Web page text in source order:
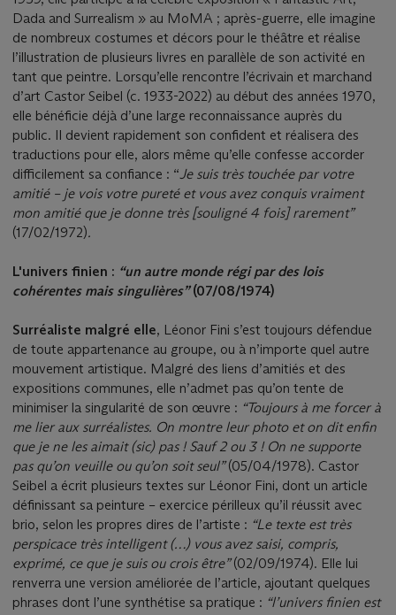
Dada and Surrealism » au MoMA ; après-guerre, elle imagine
de nombreux costumes et décors pour le théâtre et réalise
l’illustration de plusieurs livres en parallèle de son activité en
tant que peintre. Lorsqu’elle rencontre l’écrivain et marchand
d’art Castor Seibel (c. 1933-2022) au début des années 1970,
elle bénéficie déjà d’une large reconnaissance auprès du
public. Il devient rapidement son confident et réalisera des
traductions pour elle, alors même qu’elle confesse accorder
difficilement sa confiance : “ Je suis très touchée par votre
amitié – je vois votre pureté et vous avez conquis vraiment
mon amitié que je donne très [souligné 4 fois] rarement”
(17/02/1972).
L'univers finien : “un autre monde régi par des lois
cohérentes mais singulières”(07/08/1974)
Surréaliste malgré elle, Léonor Fini s’est toujours défendue
de toute appartenance au groupe, ou à n’importe quel autre
mouvement artistique. Malgré des liens d’amitiés et des
expositions communes, elle n’admet pas qu’on tente de
minimiser la singularité de son œuvre : “Toujours à me forcer à
me lier aux surréalistes. On montre leur photo et on dit enfin
que je ne les aimait (sic) pas ! Sauf 2 ou 3 ! On ne supporte
pas qu’on veuille ou qu’on soit seul”(05/04/1978). Castor
Seibel a écrit plusieurs textes sur Léonor Fini, dont un article
définissant sa peinture – exercice périlleux qu’il réussit avec
brio, selon les propres dires de l’artiste : “Le texte est très
perspicace très intelligent (…) vous avez saisi, compris,
exprimé, ce que je suis ou crois être”(02/09/1974). Elle lui
renverra une version améliorée de l’article, ajoutant quelques
phrases dont l’une synthétise sa pratique : “l’univers finien est